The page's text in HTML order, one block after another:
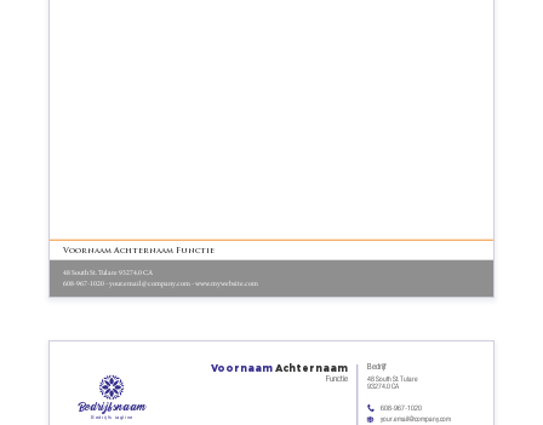
608-967-1020 - your.email@company.com - www.mywebsite.com
Voornaam Achternaam Functie
48 South St. Tulare 93274.0 CA
608-967-1020
your.email@company.com
48 South St. Tulare
93274.0 CA
Functie
Bedrijf
Voornaam Achternaam
Bedrijfsnaam
Bedrijfs tagline